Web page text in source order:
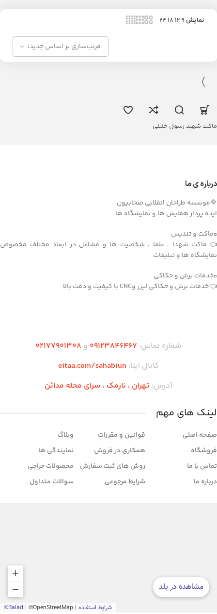
نمایش 9
12
18
24
ماکت شهید رسول خلیلی
درباره ی ما
🔷موسسه طراحان انقلابی صحابیون
ایده پرداز همایش ها و نمایشگاه ها
▫️ماکت و تندیس
👈ماکت شهدا ، علما ، شخصیت ها و مشاغل در ابعاد مختلف مخصوص
نمایشگاه ها و تبلیغات
▫️خدمات برش و حکاکی
👈خدمات برش و حکاکی لیزر وCNC با کیفیت و دقت بالا
شماره تماس: ۰۹۱۲۳846467 و ۰2۱77901308
کانال ایتا: eitaa.com/sahabiun
آدرس: تهران ،‌ نارمک ، سرای محله مدائن
لینک های مهم
صفحه اصلی
فروشگاه
تماس با ما
درباره ما
قوانین و مقررات
همکاری در فروش
روش های ثبت سفارش
شرایط مرجوعی
وبلاگ
نمایندگی ها
محصولات حراجی
سوالات متداول